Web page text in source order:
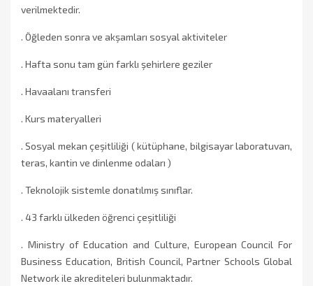
verilmektedir.
. Öğleden sonra ve akşamları sosyal aktiviteler
. Hafta sonu tam gün farklı şehirlere geziler
. Havaalanı transferi
. Kurs materyalleri
. Sosyal mekan çeşitliliği ( kütüphane, bilgisayar laboratuvarı,
teras, kantin ve dinlenme odaları )
. Teknolojik sistemle donatılmış sınıflar.
. 43 farklı ülkeden öğrenci çeşitliliği
. Ministry of Education and Culture, European Council For
Business Education, British Council, Partner Schools Global
Network ile akrediteleri bulunmaktadır.